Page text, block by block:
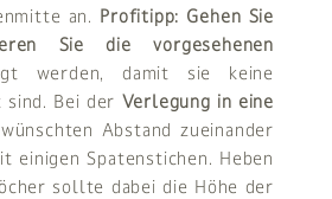
an. Profitipp: Gehen Sie
Sie die vorgesehenen
werden, damit sie keine
Bei der Verlegung in eine
Abstand zueinander
einigen Spatenstichen. Heben
sollte dabei die Höhe der